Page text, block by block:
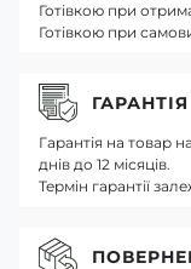
Готівкою при
Готівкою при
ГАРАНТІЯ
Гарантія на товар
днів до 12 місяців.
Термін гарантії